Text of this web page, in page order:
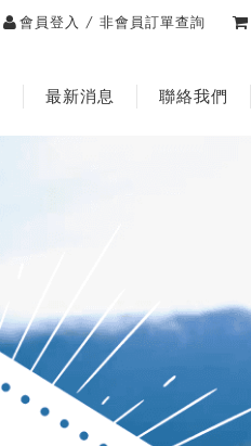
會員登入 / 非會員訂單查詢
最新消息 聯絡我們